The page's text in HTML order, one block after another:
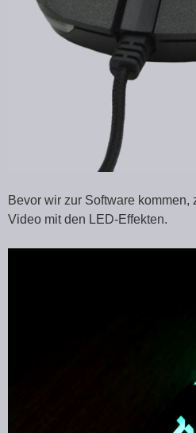
Bevor wir zur Software
Video mit den LED-Effekten.